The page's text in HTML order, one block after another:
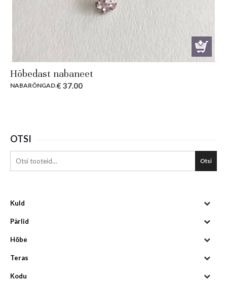
Hõbedast nabaneet
NABARÕNGAD.€ 37.00
OTSI
Otsi
Kuld
Pärlid
Hõbe
Teras
Kodu